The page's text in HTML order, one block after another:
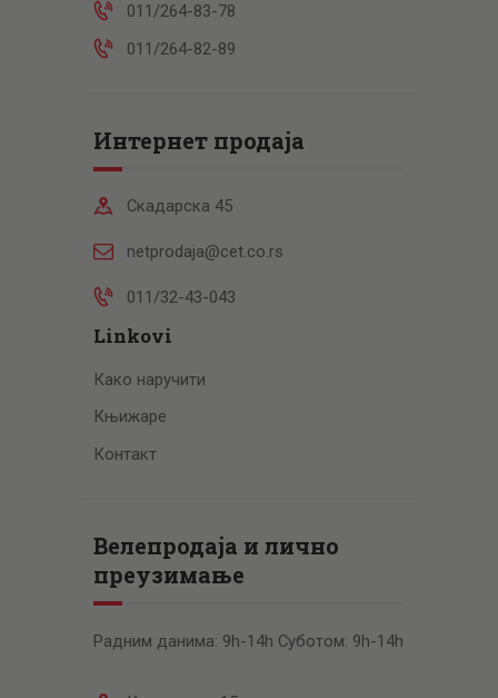
011/264-83-78
011/264-82-89
Интернет продаја
Скадарска 45
netprodaja@cet.co.rs
011/32-43-043
Linkovi
Како наручити
Књижаре
Контакт
Велепродаја и лично
преузимање
Радним данима: 9h-14h Суботом: 9h-14h